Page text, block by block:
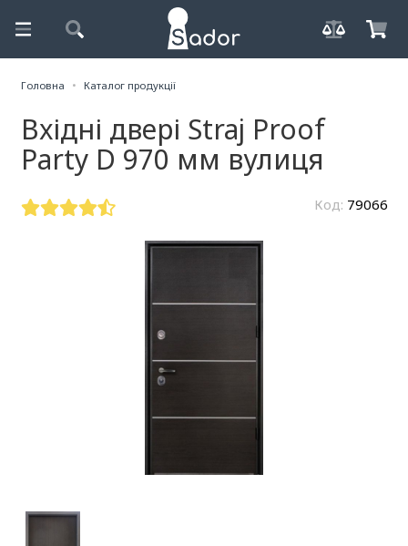
Головна Каталог продукції
Вхідні двері Straj Proof
Party D 970 мм вулиця
Код: 79066